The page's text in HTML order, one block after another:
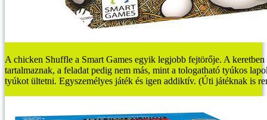
A chicken Shuffle a Smart Games egyik legjobb fejtörője. A
tartalmaznak, a feladat pedig nem más, mint a tologatható tyúkos
tyúkot ültetni. Egyszemélyes játék és igen addiktív. (Úti játéknak is